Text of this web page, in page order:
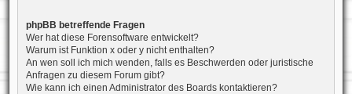
phpBB betreffende Fragen
Wer hat diese Forensoftware entwickelt?
Warum ist Funktion x oder y nicht enthalten?
An wen soll ich mich wenden, falls es Beschwerden oder juristische
Anfragen zu diesem Forum gibt?
Wie kann ich einen Administrator des Boards kontaktieren?